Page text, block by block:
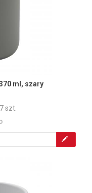
ml, szary
szt.